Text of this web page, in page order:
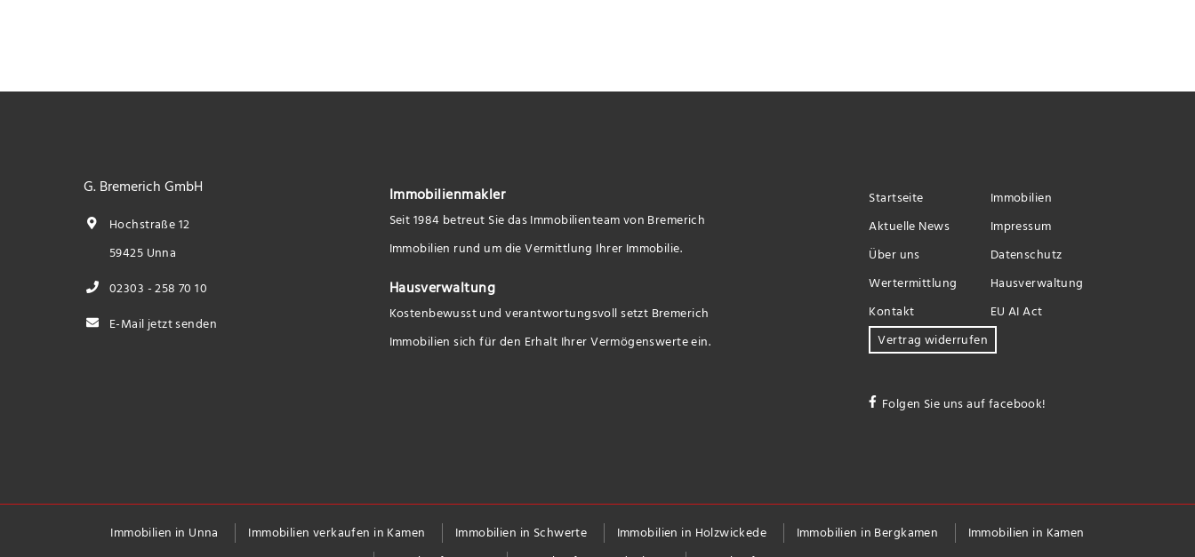
G. Bremerich GmbH
Hochstraße 12
59425 Unna
02303 - 258 70 10
E-Mail jetzt senden
Immobilienmakler
Seit 1984 betreut Sie das Immobilienteam von Bremerich
Immobilien rund um die Vermittlung Ihrer Immobilie.
Hausverwaltung
Kostenbewusst und verantwortungsvoll setzt Bremerich
Immobilien sich für den Erhalt Ihrer Vermögenswerte ein.
Startseite
Immobilien
Aktuelle News
Impressum
Über uns
Datenschutz
Wertermittlung
Hausverwaltung
Kontakt
EU AI Act
Vertrag widerrufen
Folgen Sie uns auf facebook!
Immobilien in Unna Immobilien verkaufen in Kamen Immobilien in Schwerte Immobilien in Holzwickede Immobilien in Bergkamen
Immobilien in Kamen